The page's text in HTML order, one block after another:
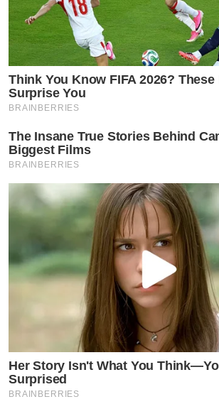
by TVPOOL ONLINE
Think You Know FIFA 2026? These
Surprise You
BRAINBERRIES
The Insane True Stories Behind
Biggest Films
BRAINBERRIES
Her Story Isn't What You
Surprised
BRAINBERRIES